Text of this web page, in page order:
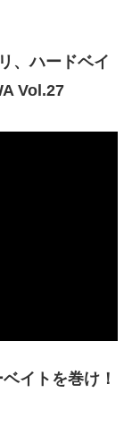
、ハードベイ
Vol.27
イトを巻け！